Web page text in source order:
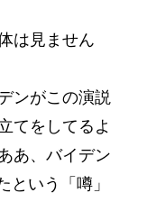
は見ません
ンがこの演説
てをしてるよ
あ、バイデン
という「噂」